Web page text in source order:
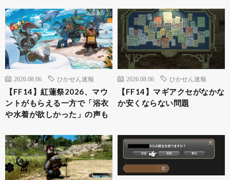
2026.08.06 ひかせん速報
【FF14】紅蓮祭2026、マウ
ントがもらえる一方で「浴衣
や水着が欲しかった」の声も
2026.08.06 ひかせん速報
【FF14】マギアクセがなかな
か安くならない問題